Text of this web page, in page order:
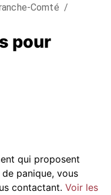
Comté /
pour
qui proposent
panique, vous
contactant. Voir les